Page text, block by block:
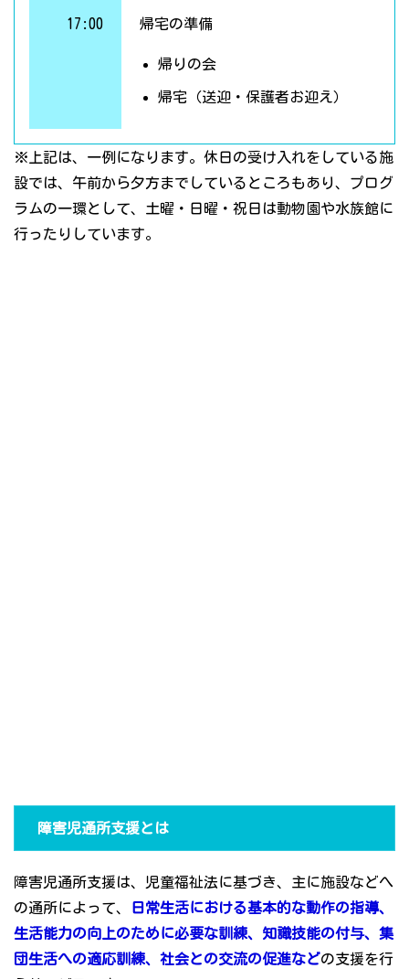
17:00 帰宅の準備
帰りの会
帰宅（送迎・保護者お迎え）
※上記は、一例になります。休日の受け入れをしている施
設では、午前から夕方までしているところもあり、プログ
ラムの一環として、土曜・日曜・祝日は動物園や水族館に
行ったりしています。
障害児通所支援とは
障害児通所支援は、児童福祉法に基づき、主に施設などへ
の通所によって、
日常生活における基本的な動作の指導、
生活能力の向上のために必要な訓練、知識技能の付与、集
団生活への適応訓練、社会との交流の促進などの支援を行